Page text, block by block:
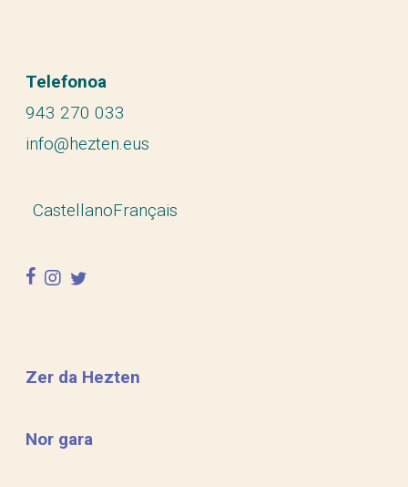
Telefonoa
943 270 033
info@hezten.eus
CastellanoFrançais
facebook
instagram
twitter
Zer da Hezten
Nor gara